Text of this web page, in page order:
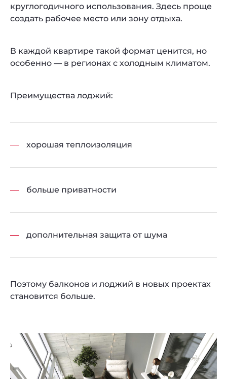
круглогодичного использования. Здесь проще
создать рабочее место или зону отдыха.
В каждой квартире такой формат ценится, но
особенно — в регионах с холодным климатом.
Преимущества лоджий:
хорошая теплоизоляция
больше приватности
дополнительная защита от шума
Поэтому балконов и лоджий в новых проектах
становится больше.